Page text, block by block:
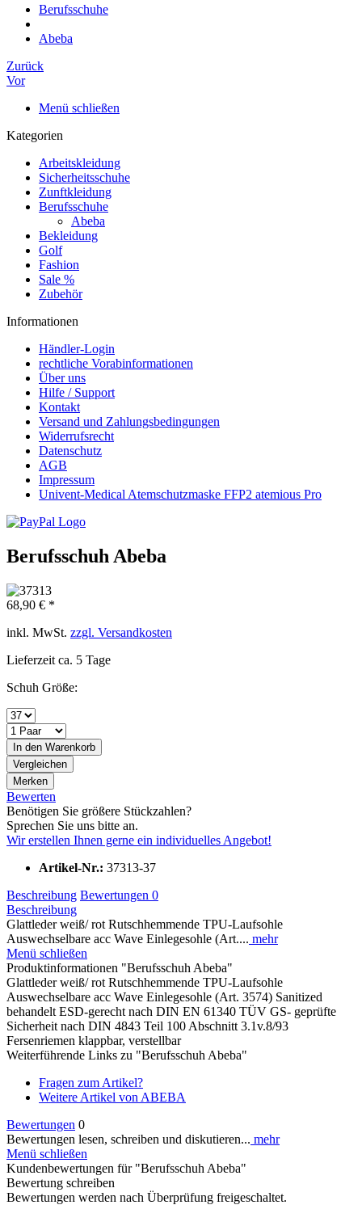
Berufsschuhe
Abeba
Zurück
Vor
Menü schließen
Kategorien
Arbeitskleidung
Sicherheitsschuhe
Zunftkleidung
Berufsschuhe
Abeba
Bekleidung
Golf
Fashion
Sale %
Zubehör
Informationen
Händler-Login
rechtliche Vorabinformationen
Über uns
Hilfe / Support
Kontakt
Versand und Zahlungsbedingungen
Widerrufsrecht
Datenschutz
AGB
Impressum
Univent-Medical Atemschutzmaske FFP2 atemious Pro
Berufsschuh Abeba
68,90 € *
inkl. MwSt. zzgl. Versandkosten
Lieferzeit ca. 5 Tage
Schuh Größe:
In den Warenkorb
Vergleichen
Merken
Bewerten
Benötigen Sie größere Stückzahlen?
Sprechen Sie uns bitte an.
Wir erstellen Ihnen gerne ein individuelles Angebot!
Artikel-Nr.: 37313-37
Beschreibung Bewertungen 0
Beschreibung
Glattleder weiß/ rot Rutschhemmende TPU-Laufsohle
Auswechselbare acc Wave Einlegesohle (Art.... mehr
Menü schließen
Produktinformationen "Berufsschuh Abeba"
Glattleder weiß/ rot Rutschhemmende TPU-Laufsohle
Auswechselbare acc Wave Einlegesohle (Art. 3574) Sanitized
behandelt ESD-gerecht nach DIN EN 61340 TÜV GS- geprüfte
Sicherheit nach DIN 4843 Teil 100 Abschnitt 3.1v.8/93
Fersenriemen klappbar, verstellbar
Weiterführende Links zu "Berufsschuh Abeba"
Fragen zum Artikel?
Weitere Artikel von ABEBA
Bewertungen 0
Bewertungen lesen, schreiben und diskutieren... mehr
Menü schließen
Kundenbewertungen für "Berufsschuh Abeba"
Bewertung schreiben
Bewertungen werden nach Überprüfung freigeschaltet.